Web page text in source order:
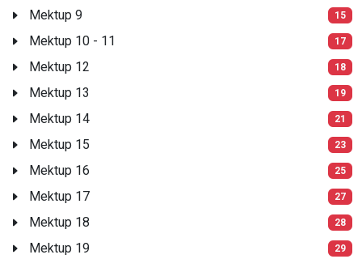
Mektup 9 15
Mektup 10 - 11 17
Mektup 12 18
Mektup 13 19
Mektup 14 21
Mektup 15 23
Mektup 16 25
Mektup 17 27
Mektup 18 28
Mektup 19 29